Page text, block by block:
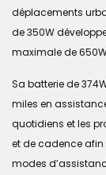
déplacements
de 350W
maximale de
Sa batterie de
miles en
quotidiens et les
et de cadence afin
modes